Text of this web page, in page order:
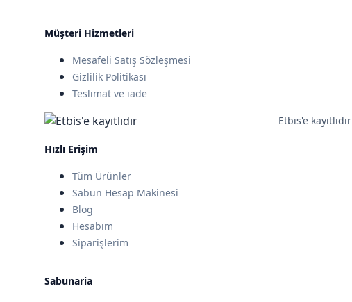
Müşteri Hizmetleri
Mesafeli Satış Sözleşmesi
Gizlilik Politikası
Teslimat ve iade
Etbis'e kayıtlıdır
Hızlı Erişim
Tüm Ürünler
Sabun Hesap Makinesi
Blog
Hesabım
Siparişlerim
Sabunaria